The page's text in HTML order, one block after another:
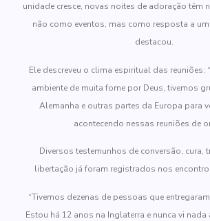
unidade cresce, novas noites de adoração têm
não como eventos, mas como resposta a
destacou.
Ele descreveu o clima espiritual das reuniões:
ambiente de muita fome por Deus, tivemos
Alemanha e outras partes da Europa para
acontecendo nessas reuniões de
Diversos testemunhos de conversão, cura,
libertação já foram registrados nos
“Tivemos dezenas de pessoas que
Estou há 12 anos na Inglaterra e nunca vi